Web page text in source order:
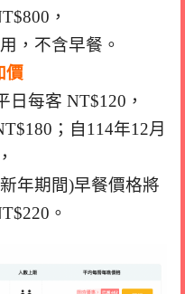
，
，不含早餐。
價
每客 NT$120，
；自114年12月
年期間)早餐價格將
。